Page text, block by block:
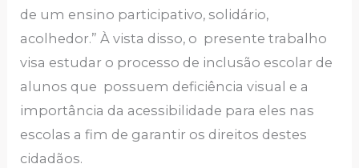
de um ensino participativo, solidário,
acolhedor.” À vista disso, o presente trabalho
visa estudar o processo de inclusão escolar de
alunos que possuem deficiência visual e a
importância da acessibilidade para eles nas
escolas a fim de garantir os direitos destes
cidadãos.